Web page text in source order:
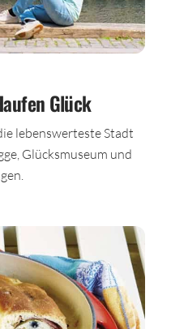
Glück
lebenswerteste Stadt
Glücksmuseum und